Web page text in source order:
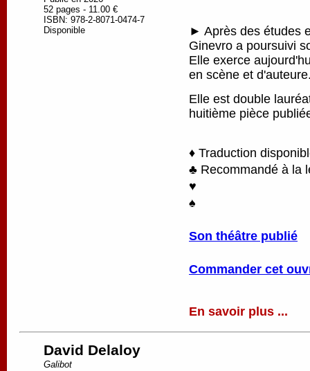
52 pages - 11.00 €
ISBN: 978-2-8071-0474-7
Disponible
► Après des études
Ginevro a poursuivi
Elle exerce
en scène et
Elle est double
huitième pièce
♦ Traduction
♣ Recommandé à la
♥
♠
Son théâtre publié
Commander cet
En savoir plus ...
David Delaloy
Galibot